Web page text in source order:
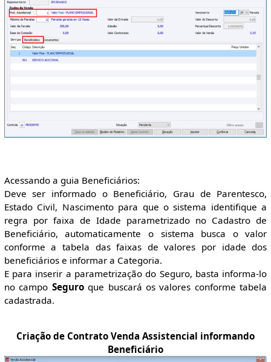
Acessando a guia Beneficiários:
Deve ser informado o Beneficiário, Grau de Parentesco,
Estado Civil, Nascimento para que o sistema identifique a
regra por faixa de Idade parametrizado no Cadastro de
Beneficiário, automaticamente o sistema busca o valor
conforme a tabela das faixas de valores por idade dos
beneficiários e informar a Categoria.
E para inserir a parametrização do Seguro, basta informa-lo
no campo Seguroque buscará os valores conforme tabela
cadastrada.
Criação de Contrato Venda Assistencial informando
Beneficiário